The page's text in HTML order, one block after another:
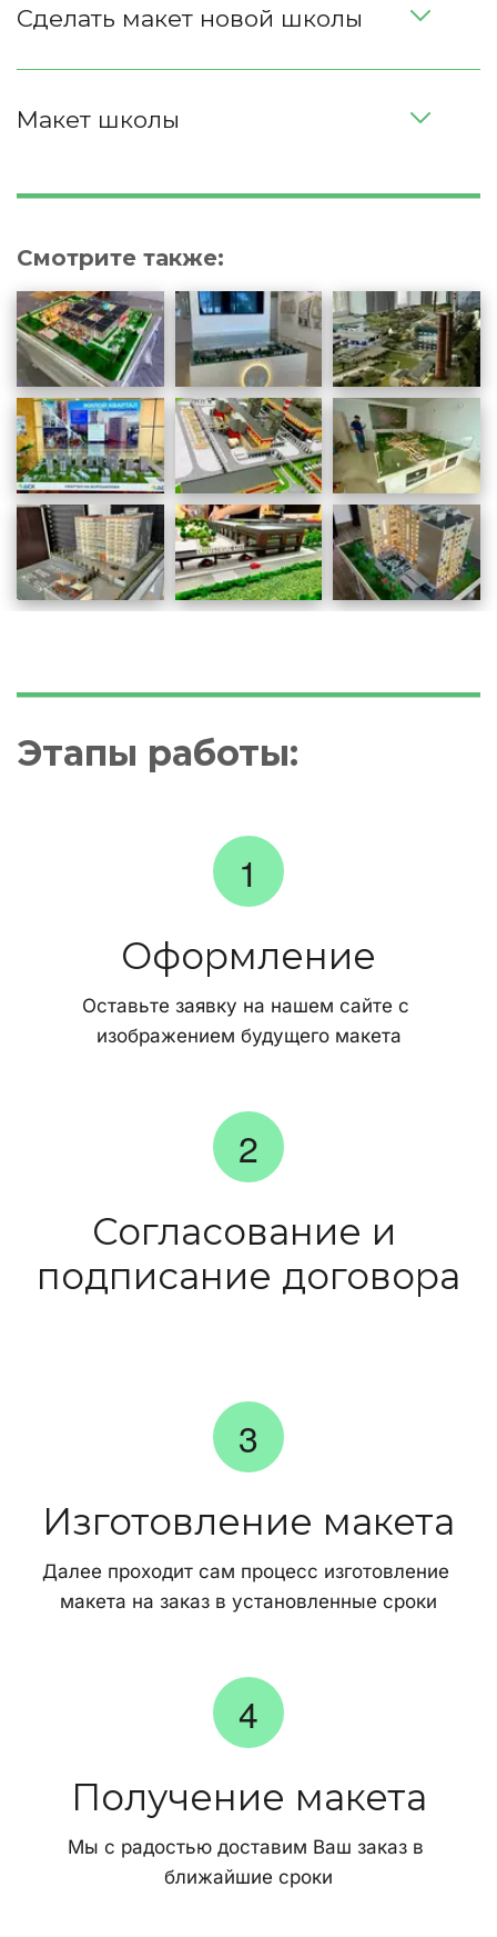
Сделать макет новой школы
Макет школы
Смотрите также:
Этапы работы:
Оформление
Оставьте заявку на нашем сайте с
изображением будущего макета
Согласование и
подписание договора
Изготовление макета
Далее проходит сам процесс изготовление
макета на заказ в установленные сроки
Получение макета
Мы с радостью доставим Ваш заказ в
ближайшие сроки